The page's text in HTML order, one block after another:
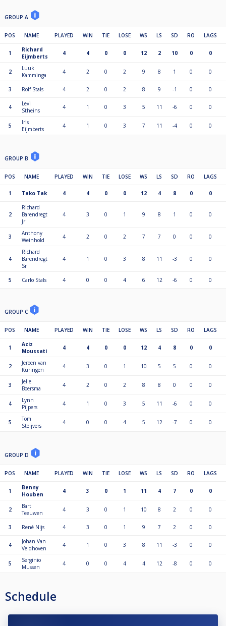
GROUP A
POS NAME PLAYED WIN TIE LOSE WS LS SD RO LAGS
1
Richard
Eijmberts
4 4 0 0 12 2 10 0 0
2
Luuk
Kamminga
4 2 0 2 9 8 1 0 0
3 Rolf Stals 4 2 0 2 8 9 -1 0 0
4
Levi
Stheins
4 1 0 3 5 11 -6 0 0
5
Iris
Eijmberts
4 1 0 3 7 11 -4 0 0
GROUP B
POS NAME PLAYED WIN TIE LOSE WS LS SD RO LAGS
1 Tako Tak 4 4 0 0 12 4 8 0 0
2
Richard
Barendregt
Jr
4 3 0 1 9 8 1 0 0
3
Anthony
Weinhold
4 2 0 2 7 7 0 0 0
4
Richard
Barendregt
Sr
4 1 0 3 8 11 -3 0 0
5 Carlo Stals 4 0 0 4 6 12 -6 0 0
GROUP C
POS NAME PLAYED WIN TIE LOSE WS LS SD RO LAGS
1
Aziz
Moussati
4 4 0 0 12 4 8 0 0
2
Jeroen van
Kuringen
4 3 0 1 10 5 5 0 0
3
Jelle
Boersma
4 2 0 2 8 8 0 0 0
4
Lynn
Pijpers
4 1 0 3 5 11 -6 0 0
5
Tom
Steijvers
4 0 0 4 5 12 -7 0 0
GROUP D
POS NAME PLAYED WIN TIE LOSE WS LS SD RO LAGS
1
Benny
Houben
4 3 0 1 11 4 7 0 0
2
Bart
Teeuwen
4 3 0 1 10 8 2 0 0
3 René Nijs 4 3 0 1 9 7 2 0 0
4
Johan Van
Veldhoven
4 1 0 3 8 11 -3 0 0
5
Serginio
Mussen
4 0 0 4 4 12 -8 0 0
Schedule